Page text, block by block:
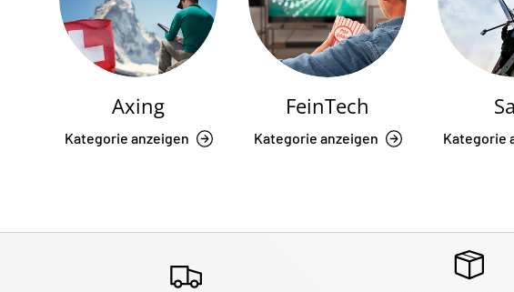
Axing
Kategorie anzeigen
FeinTech
Kategorie anzeigen Kategorie